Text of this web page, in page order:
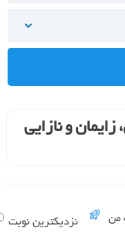
و نازایی
من نزدیکترین نوبت